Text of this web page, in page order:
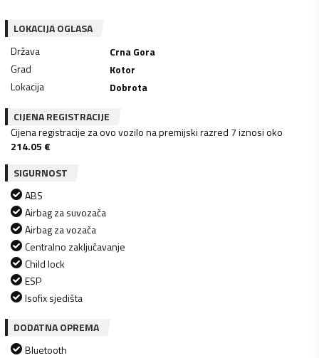
LOKACIJA OGLASA
Država
Crna Gora
Grad
Kotor
Lokacija
Dobrota
CIJENA REGISTRACIJE
Cijena registracije za ovo vozilo na premijski razred 7 iznosi oko
214.05 €
SIGURNOST
ABS
Airbag za suvozača
Airbag za vozača
Centralno zaključavanje
Child lock
ESP
Isofix sjedišta
DODATNA OPREMA
Bluetooth